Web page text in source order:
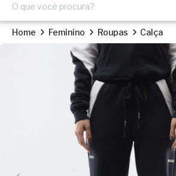
Home Feminino Roupas Calça